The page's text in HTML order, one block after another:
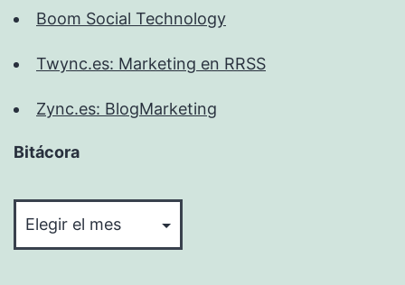
Boom Social Technology
Twync.es: Marketing en RRSS
Zync.es: BlogMarketing
Bitácora